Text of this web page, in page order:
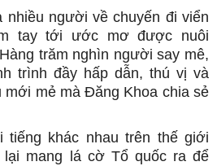
nhiều người về chuyến đi viển
tay tới ước mơ được nuôi
trăm nghìn người say mê,
trình đầy hấp dẫn, thú vị và
mới mẻ mà Đăng Khoa chia sẻ
tiếng khác nhau trên thế giới
mang lá cờ Tổ quốc ra để